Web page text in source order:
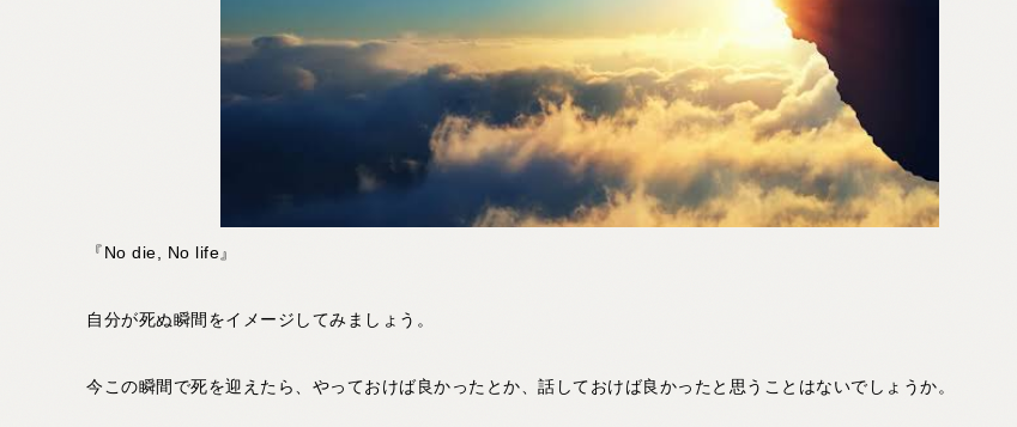
『No die, No life』
自分が死ぬ瞬間をイメージしてみましょう。
今この瞬間で死を迎えたら、やっておけば良かったとか、話しておけば良かったと思うことはないでしょうか。